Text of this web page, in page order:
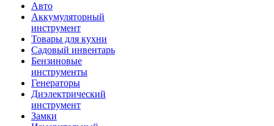
Авто
Аккумуляторный
инструмент
Товары для кухни
Садовый инвентарь
Бензиновые
инструменты
Генераторы
Диэлектрический
инструмент
Замки